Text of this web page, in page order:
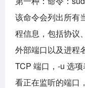
该命令会列出所有
程信息，包括协议
外部端口以及进程
TCP 端口，-u 选
看正在监听的端口